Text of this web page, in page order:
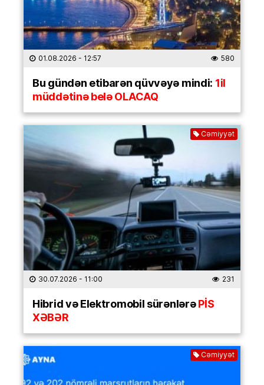
01.08.2026 - 12:57 580
Bu gündən etibarən qüvvəyə mindi: 1il
müddətinə belə OLACAQ
Cəmiyyət
30.07.2026 - 11:00 231
Hibrid və Elektromobil sürənlərəPİS
XƏBƏR
Cəmiyyət